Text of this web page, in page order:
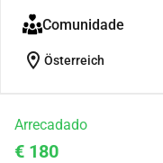
Comunidade
location_on Österreich
Arrecadado
€ 180